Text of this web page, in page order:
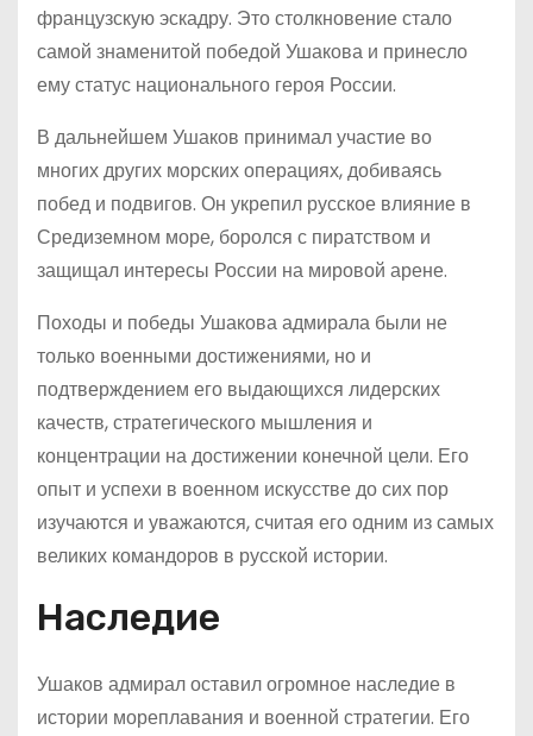
французскую эскадру. Это столкновение стало
самой знаменитой победой Ушакова и принесло
ему статус национального героя России.
В дальнейшем Ушаков принимал участие во
многих других морских операциях, добиваясь
побед и подвигов. Он укрепил русское влияние в
Средиземном море, боролся с пиратством и
защищал интересы России на мировой арене.
Походы и победы Ушакова адмирала были не
только военными достижениями, но и
подтверждением его выдающихся лидерских
качеств, стратегического мышления и
концентрации на достижении конечной цели. Его
опыт и успехи в военном искусстве до сих пор
изучаются и уважаются, считая его одним из самых
великих командоров в русской истории.
Наследие
Ушаков адмирал оставил огромное наследие в
истории мореплавания и военной стратегии. Его